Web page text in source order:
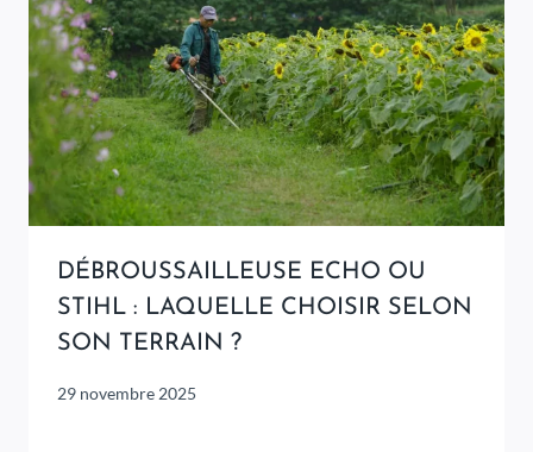
DÉBROUSSAILLEUSE ECHO OU
STIHL : LAQUELLE CHOISIR SELON
SON TERRAIN ?
29 novembre 2025